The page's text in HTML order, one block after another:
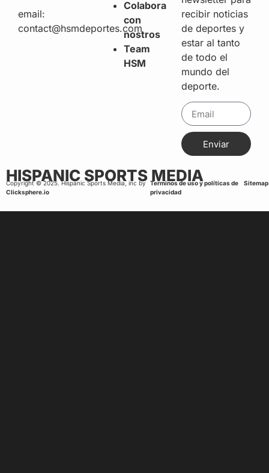
email:
contact@hsmdeportes.com
Colabora
con
nostros
Team
HSM
recibir noticias
de deportes y
estar al tanto
de todo el
mundo del
deporte.
Enviar
HISPANIC SPORTS MEDIA
Copyright © 2025. Hispanic Sports Media, inc by
Clicksphere.io
Terminos de uso y políticas de
privacidad
Sitemap